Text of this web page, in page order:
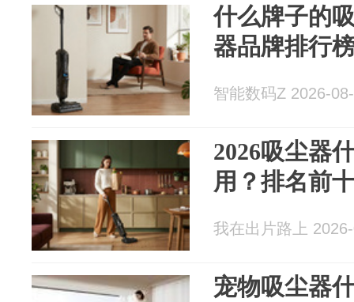
什么牌子的
器品牌排行
智能数码Z 2026-
2026吸尘器
用？排名前
我在出片路上
宠物吸尘器